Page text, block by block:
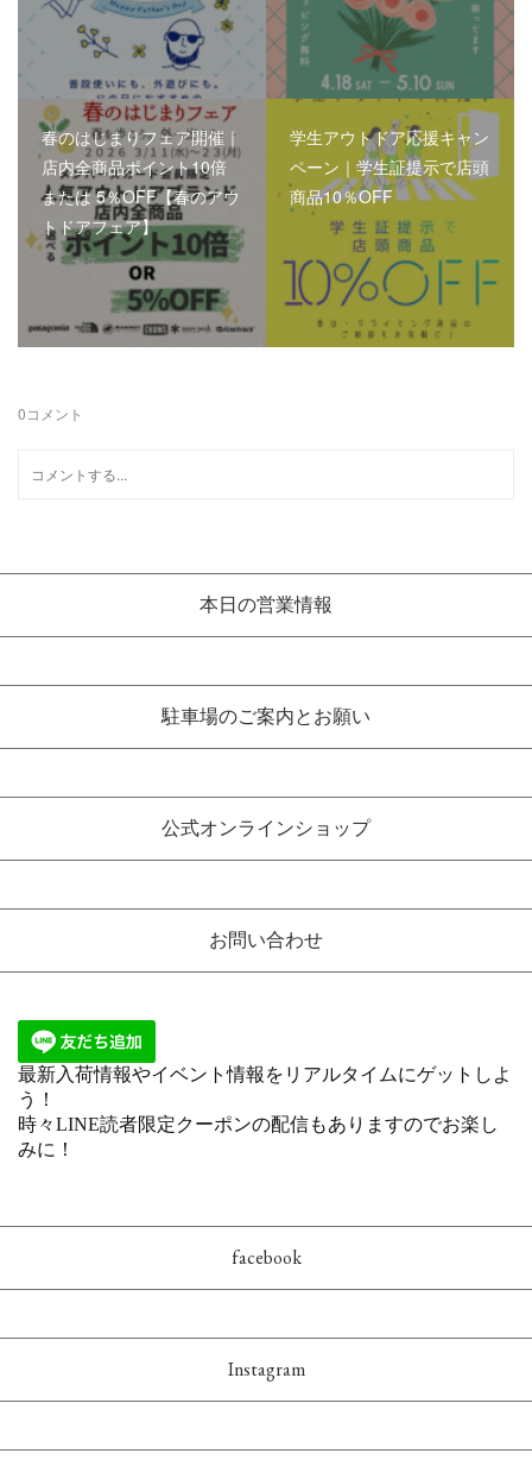
春のはじまりフェア開催｜
店内全商品ポイント10倍
または 5％OFF【春のアウ
トドアフェア】
学生アウトドア応援キャン
ペーン｜学生証提示で店頭
商品10％OFF
0コメント
本日の営業情報
駐車場のご案内とお願い
公式オンラインショップ
お問い合わせ
facebook
Instagram